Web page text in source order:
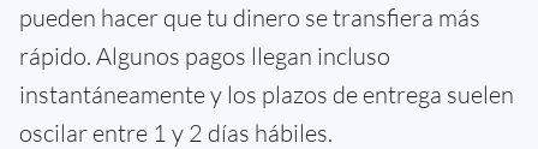
pueden hacer que tu dinero se transfiera más
rápido. Algunos pagos llegan incluso
instantáneamente y los plazos de entrega suelen
oscilar entre 1 y 2 días hábiles.